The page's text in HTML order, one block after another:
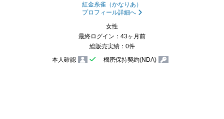
紅金糸雀（かなりあ）
プロフィール詳細へ
女性
最終ログイン：43ヶ月前
総販売実績：0件
本人確認
機密保持契約(NDA) -